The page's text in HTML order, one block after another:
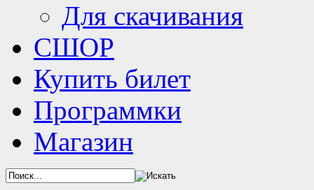
Для скачивания
СШОР
Купить билет
Программки
Магазин